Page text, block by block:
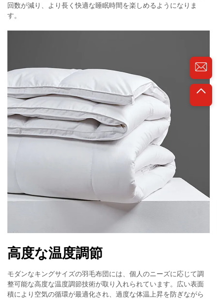
回数が減り、より長く快適な睡眠時間を楽しめるようになりま
す。
高度な温度調節
モダンなキングサイズの羽毛布団には、個人のニーズに応じて調
整可能な高度な温度調節技術が取り入れられています。広い表面
積により空気の循環が最適化され、過度な体温上昇を防ぎながら